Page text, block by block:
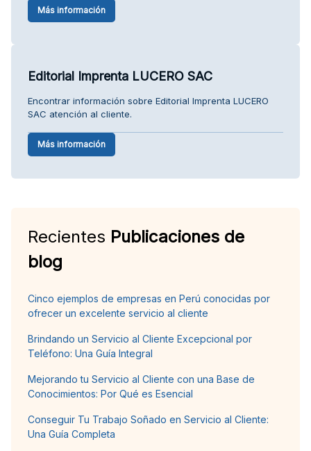
Más información
Editorial Imprenta LUCERO SAC
Encontrar información sobre Editorial Imprenta LUCERO
SAC atención al cliente.
Más información
Recientes Publicaciones de
blog
Cinco ejemplos de empresas en Perú conocidas por
ofrecer un excelente servicio al cliente
Brindando un Servicio al Cliente Excepcional por
Teléfono: Una Guía Integral
Mejorando tu Servicio al Cliente con una Base de
Conocimientos: Por Qué es Esencial
Conseguir Tu Trabajo Soñado en Servicio al Cliente:
Una Guía Completa